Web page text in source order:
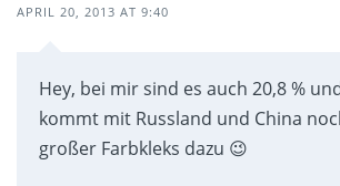
APRIL 20, 2013 AT 9:40
Hey, bei mir sind es auch 20,8 %
kommt mit Russland und China
großer Farbkleks dazu 😉